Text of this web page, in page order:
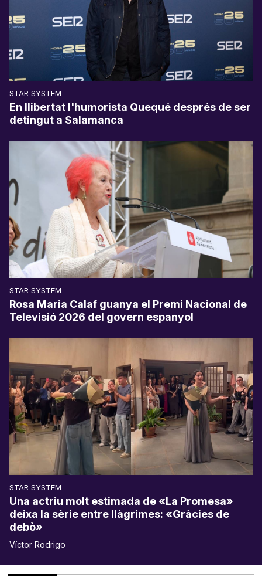
STAR SYSTEM
En llibertat l'humorista Quequé després de ser
detingut a Salamanca
STAR SYSTEM
Rosa Maria Calaf guanya el Premi Nacional de
Televisió 2026 del govern espanyol
STAR SYSTEM
Una actriu molt estimada de «La Promesa»
deixa la sèrie entre llàgrimes: «Gràcies de
debò»
Víctor Rodrigo